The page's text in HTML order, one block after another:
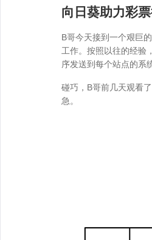
向日葵助力彩
B哥今天接到一个艰巨
工作。按照以往的经验
序发送到每个站点的系
碰巧，B哥前几天观看
急。